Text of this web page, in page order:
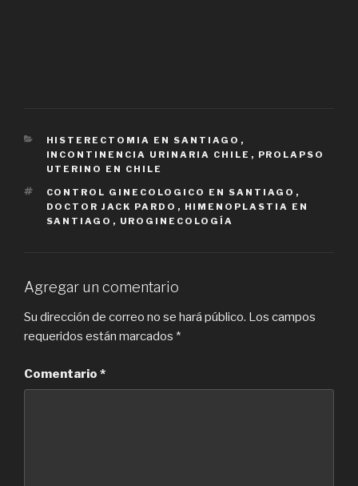
CATEGORIES
HISTERECTOMIA EN SANTIAGO ,
INCONTINENCIA URINARIA CHILE , PROLAPSO
UTERINO EN CHILE
TAGS
CONTROL GINECOLOGICO EN SANTIAGO ,
DOCTOR JACK PARDO , HIMENOPLASTIA EN
SANTIAGO , UROGINECOLOGÍA
Agregar un comentario
Su dirección de correo no se hará público. Los campos
requeridos están marcados *
Comentario *